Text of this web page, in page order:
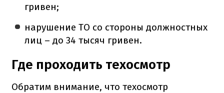
гривен;
нарушение ТО со стороны должностных
лиц – до 34 тысяч гривен.
Где проходить техосмотр
Обратим внимание, что техосмотр